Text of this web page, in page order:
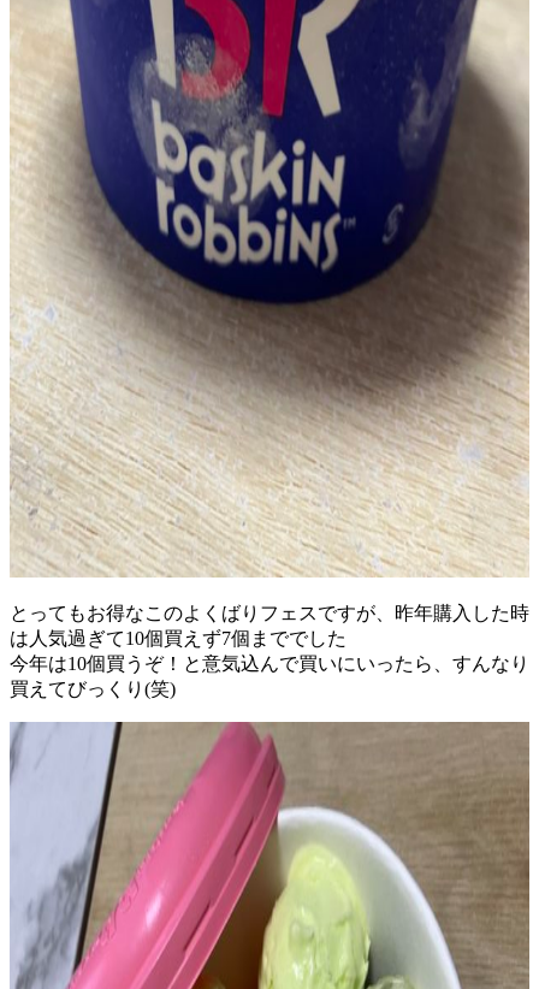
とってもお得なこのよくばりフェスですが、昨年購入した時
は人気過ぎて10個買えず7個まででした
今年は10個買うぞ！と意気込んで買いにいったら、すんなり
買えてびっくり(笑)